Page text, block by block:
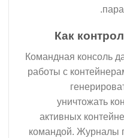
Как
Командная консоль
работы с
уничтожать
активных
командой. Журналы